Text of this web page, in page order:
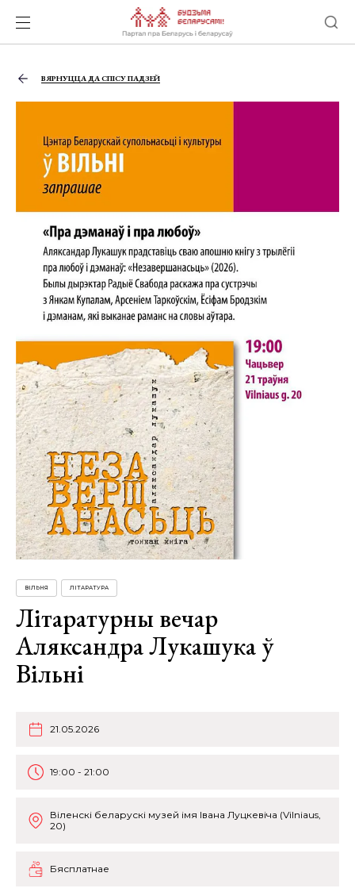
ВЯРНУЦЦА ДА СПІСУ ПАДЗЕЙ
ВІЛЬНЯ ЛІТАРАТУРА
Літаратурны вечар
Аляксандра Лукашука ў
Вільні
21.05.2026
19:00 - 21:00
Віленскі беларускі музей імя Івана Луцкевіча (Vilniaus,
20)
Бясплатнае